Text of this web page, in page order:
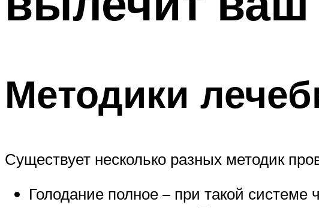
ПЛАВАНЬЕ ДЛЯ ДЕТЕЙ
ПЛАВАНЬЕ ДЛЯ ПОХУДЕНИЯ
МЕНЮ
Методики
Существует несколько разных методик
Голодание полное – при такой